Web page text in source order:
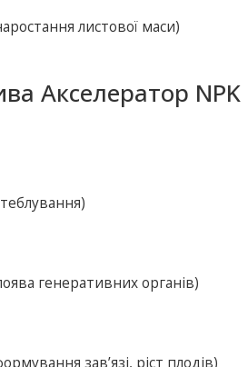
листової маси)
Акселератор NPK
генеративних органів)